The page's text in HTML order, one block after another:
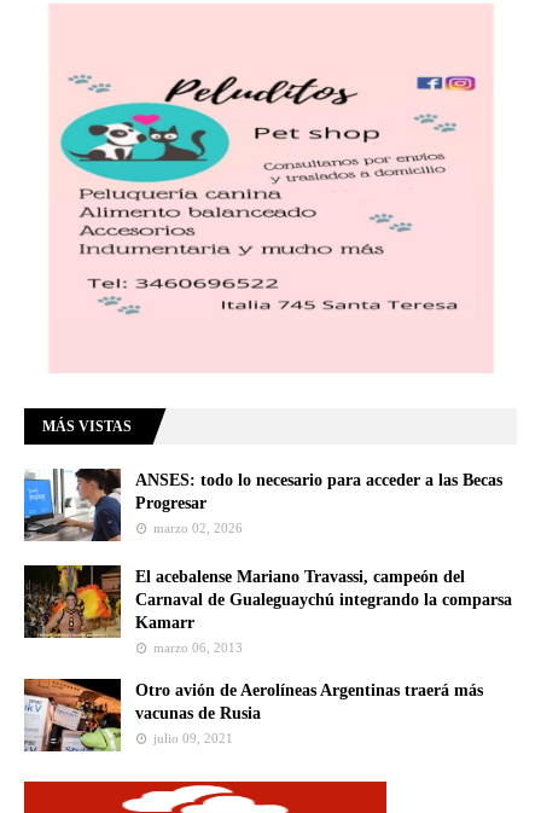
MÁS VISTAS
ANSES: todo lo necesario para acceder a las Becas
Progresar
marzo 02, 2026
El acebalense Mariano Travassi, campeón del
Carnaval de Gualeguaychú integrando la comparsa
Kamarr
marzo 06, 2013
Otro avión de Aerolíneas Argentinas traerá más
vacunas de Rusia
julio 09, 2021